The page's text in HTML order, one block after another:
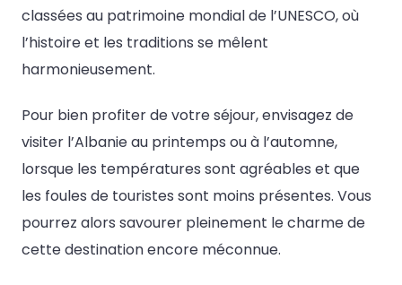
classées au patrimoine mondial de l’UNESCO, où
l’histoire et les traditions se mêlent
harmonieusement.
Pour bien profiter de votre séjour, envisagez de
visiter l’Albanie au printemps ou à l’automne,
lorsque les températures sont agréables et que
les foules de touristes sont moins présentes. Vous
pourrez alors savourer pleinement le charme de
cette destination encore méconnue.